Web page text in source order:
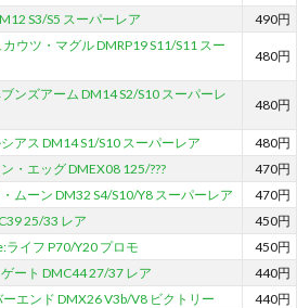
S3/S5 スーパーレア 490円
ウツ・マグル DMRP19 S11/S11 スー
480円
ンズアーム DM14 S2/S10 スーパーレ
480円
アス DM14 S1/S10 スーパーレア
480円
・エッグ DMEX08 125/???
470円
ムーン DM32 S4/S10/Y8 スーパーレア
470円
25/33 レア
450円
ライフ P70/Y20 プロモ
450円
ート DMC44 27/37 レア
440円
エンド DMX26 V3b/V8 ビクトリー 440円